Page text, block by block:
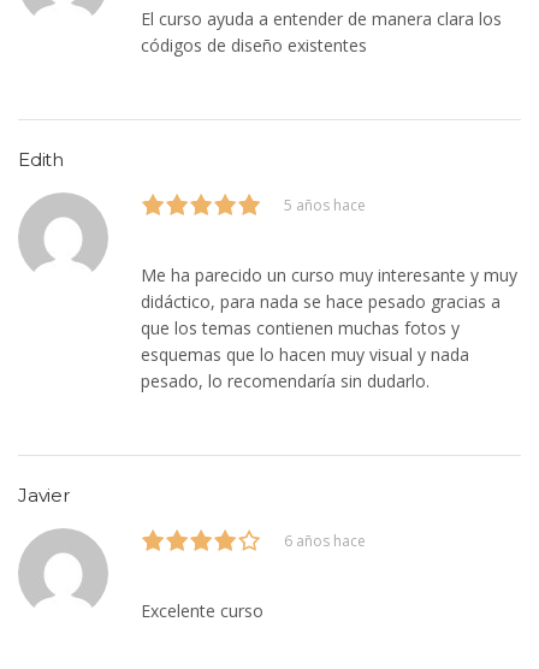
El curso ayuda a entender de manera clara los
códigos de diseño existentes
Edith
5 años hace
Me ha parecido un curso muy interesante y muy
didáctico, para nada se hace pesado gracias a
que los temas contienen muchas fotos y
esquemas que lo hacen muy visual y nada
pesado, lo recomendaría sin dudarlo.
Javier
6 años hace
Excelente curso